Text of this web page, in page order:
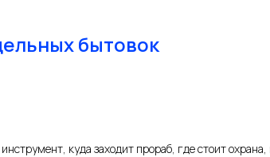
бытовок
куда заходит прораб, где стоит